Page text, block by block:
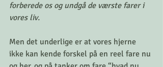
forberede os og undgå de værste farer i
vores liv.
Men det underlige er at vores hjerne
ikke kan kende forskel på en reel fare nu